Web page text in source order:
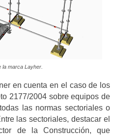
la marca Layher.
en cuenta en el caso de los
2177/2004 sobre equipos de
las normas sectoriales o
las sectoriales, destacar el
de la Construcción, que